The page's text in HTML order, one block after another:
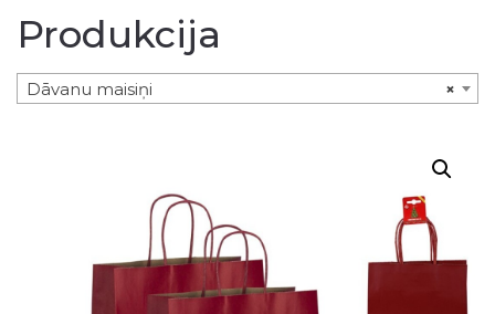
Produkcija
×
Dāvanu maisiņi